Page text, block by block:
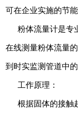
可在企业实施的节
粉体流量计是专
在线测量粉体流量
到时实监测管道中
工作原理：
根据固体的接触